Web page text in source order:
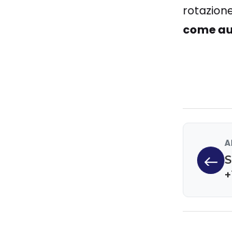
come